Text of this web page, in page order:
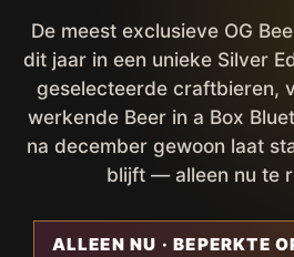
De meest exclusieve OG
dit jaar in een unieke Silver
geselecteerde craftbieren,
werkende Beer in a Box
na december gewoon laat
blijft — alleen nu te
ALLEEN NU · BEPERKTE